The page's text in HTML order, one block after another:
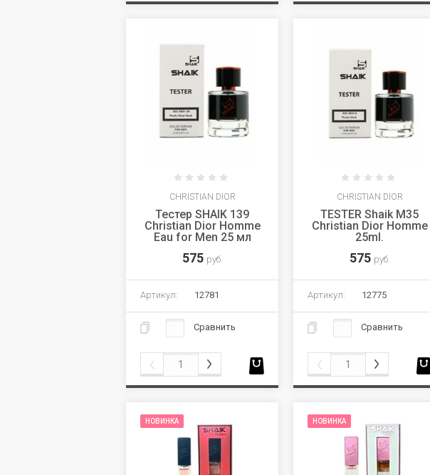
CHRISTIAN DIOR
Тестер SHAIK 139
Christian Dior Homme
Eau for Men 25 мл
575 руб.
Артикул: 12781
Сравнить
CHRISTIAN DIOR
TESTER Shaik M35
Christian Dior Homme
25ml.
575 руб.
Артикул: 12775
Сравнить
НОВИНКА НОВИНКА